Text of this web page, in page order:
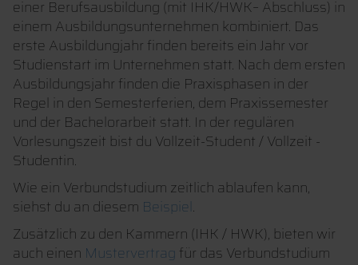
einer Berufsausbildung (mit IHK/HWK– Abschluss) in
einem Ausbildungsunternehmen kombiniert. Das
erste Ausbildungjahr finden bereits ein Jahr vor
Studienstart im Unternehmen statt. Nach dem ersten
Ausbildungsjahr finden die Praxisphasen in der
Regel in den Semesterferien, dem Praxissemester
und der Bachelorarbeit statt. In der regulären
Vorlesungszeit bist du Vollzeit-Student / Vollzeit -
Studentin.
Wie ein Verbundstudium zeitlich ablaufen kann,
siehst du an diesem Beispiel .
Zusätzlich zu den Kammern (IHK / HWK), bieten wir
auch einen Mustervertrag für das Verbundstudium